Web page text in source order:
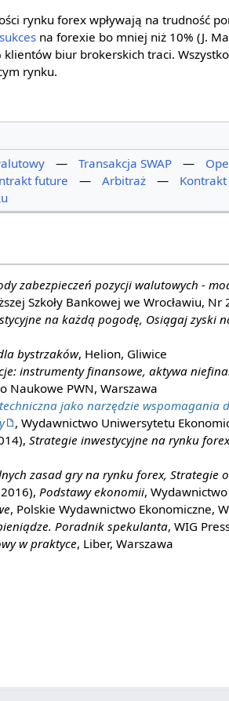
rynku forex wpływają na trudność
sukces na forexie bo mniej niż 10% (J.
klientów biur brokerskich traci.
rynku.
— Transakcja SWAP —
future — Arbitraż —
zabezpieczeń pozycji walutowych -
Szkoły Bankowej we Wrocławiu, Nr
na każdą pogodę, Osiągaj zyski
bystrzaków, Helion, Gliwice
instrumenty finansowe, aktywa
Naukowe PWN, Warszawa
jako narzędzie wspomagania
, Wydawnictwo Uniwersytetu
Strategie inwestycyjne na rynku
zasad gry na rynku forex, Strategie
Podstawy ekonomii,
, Polskie Wydawnictwo Ekonomiczne,
Poradnik spekulanta, WIG
w praktyce, Liber, Warszawa